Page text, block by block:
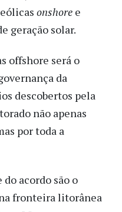
onshore e
geração solar.
offshore será o
da
descobertos pela
não apenas
por toda a
do acordo são o
fronteira litorânea